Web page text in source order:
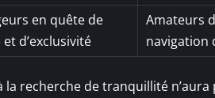
en quête de
d’exclusivité
Amateurs
navigation
recherche de tranquillité n’aura